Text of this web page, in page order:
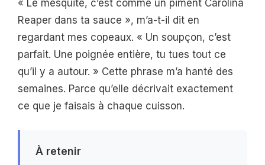
« Le mesquite, c’est comme un piment Carolina
Reaper dans ta sauce », m’a-t-il dit en
regardant mes copeaux. « Un soupçon, c’est
parfait. Une poignée entière, tu tues tout ce
qu’il y a autour. » Cette phrase m’a hanté des
semaines. Parce qu’elle décrivait exactement
ce que je faisais à chaque cuisson.
À retenir